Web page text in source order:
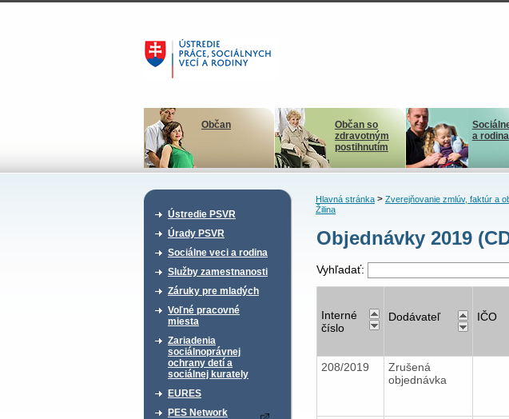
Občan
Občan so
zdravotným
postihnutím
a rodina
Ústredie PSVR
Úrady PSVR
Sociálne veci a rodina
Služby zamestnanosti
Záruky pre mladých
Voľné pracovné
miesta
Zariadenia
sociálnoprávnej
ochrany detí a
sociálnej kurately
EURES
PES Network
Hlavná stránka> Zverejňovanie zmlúv, faktúr a
Žilina
Objednávky 2019
Vyhľadať:
Interné
číslo
Dodávateľ IČO
208/2019
Zrušená
objednávka